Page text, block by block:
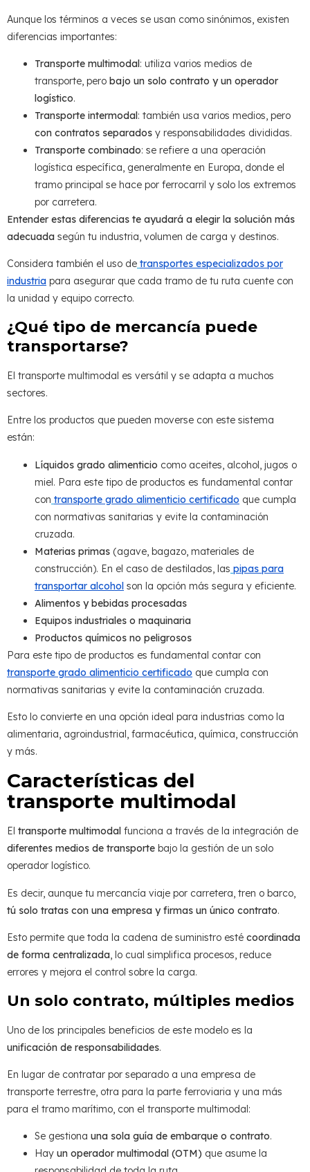
Aunque los términos a veces se usan como sinónimos, existen
diferencias importantes:
Transporte multimodal: utiliza varios medios de
transporte, pero bajo un solo contrato y un operador
logístico.
Transporte intermodal: también usa varios medios, pero
con contratos separados y responsabilidades divididas.
Transporte combinado: se refiere a una operación
logística específica, generalmente en Europa, donde el
tramo principal se hace por ferrocarril y solo los extremos
por carretera.
Entender estas diferencias te ayudará a elegir la solución más
adecuada según tu industria, volumen de carga y destinos.
Considera también el uso de transportes especializados por
industria para asegurar que cada tramo de tu ruta cuente con
la unidad y equipo correcto.
¿Qué tipo de mercancía puede
transportarse?
El transporte multimodal es versátil y se adapta a muchos
sectores.
Entre los productos que pueden moverse con este sistema
están:
Líquidos grado alimenticio como aceites, alcohol, jugos o
miel. Para este tipo de productos es fundamental contar
con transporte grado alimenticio certificado que cumpla
con normativas sanitarias y evite la contaminación
cruzada.
Materias primas (agave, bagazo, materiales de
construcción). En el caso de destilados, las pipas para
transportar alcohol son la opción más segura y eficiente.
Alimentos y bebidas procesadas
Equipos industriales o maquinaria
Productos químicos no peligrosos
Para este tipo de productos es fundamental contar con
transporte grado alimenticio certificado que cumpla con
normativas sanitarias y evite la contaminación cruzada.
Esto lo convierte en una opción ideal para industrias como la
alimentaria, agroindustrial, farmacéutica, química, construcción
y más.
Características del
transporte multimodal
El transporte multimodal funciona a través de la integración de
diferentes medios de transporte bajo la gestión de un solo
operador logístico.
Es decir, aunque tu mercancía viaje por carretera, tren o barco,
tú solo tratas con una empresa y firmas un único contrato.
Esto permite que toda la cadena de suministro esté coordinada
de forma centralizada, lo cual simplifica procesos, reduce
errores y mejora el control sobre la carga.
Un solo contrato, múltiples medios
Uno de los principales beneficios de este modelo es la
unificación de responsabilidades.
En lugar de contratar por separado a una empresa de
transporte terrestre, otra para la parte ferroviaria y una más
para el tramo marítimo, con el transporte multimodal:
Se gestiona una sola guía de embarque o contrato.
Hay un operador multimodal (OTM) que asume la